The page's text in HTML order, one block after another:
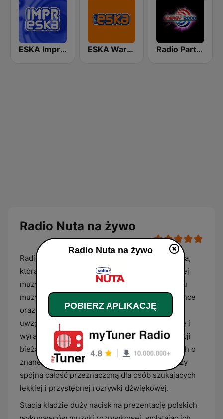
ESKA Impreska ESKA Warszawa Radio Party - kanał Energy 2000
Radio Nuta na żywo
Radio Nuta to polska internetowa stacja radiowa,
która koncentruje swoją ofertę na współczesnej
muzyce popularnej oraz tanecznej. W jej profilu
muzycznym dominują gatunki takie jak pop, dance
oraz muzyka klubowa, ze szczególnym
uwzględnieniem utworów o wysokiej dynamice i
wyraźnym rytmie. Program opiera się na selekcji
bieżących hitów z list przebojów, uzupełnianych o
znane kompozycje z ostatnich dekad, co tworzy
spójną całość przeznaczoną dla osób szukających
lekkiej i przystępnej rozrywki dźwiękowej.
Stacja kładzie duży nacisk na prezentację polskich
Radio Nuta na żywo
POBIERZ APLIKACJĘ